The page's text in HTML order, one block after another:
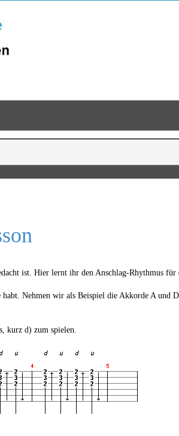
ist. Hier lernt ihr den Anschlag-Rhythmus für
Nehmen wir als Beispiel die Akkorde A und
kurz d) zum spielen.